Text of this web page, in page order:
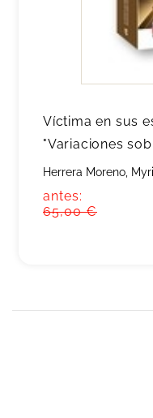
Víctima en sus
"Variaciones
Herrera Moreno,
antes:
65,00 €